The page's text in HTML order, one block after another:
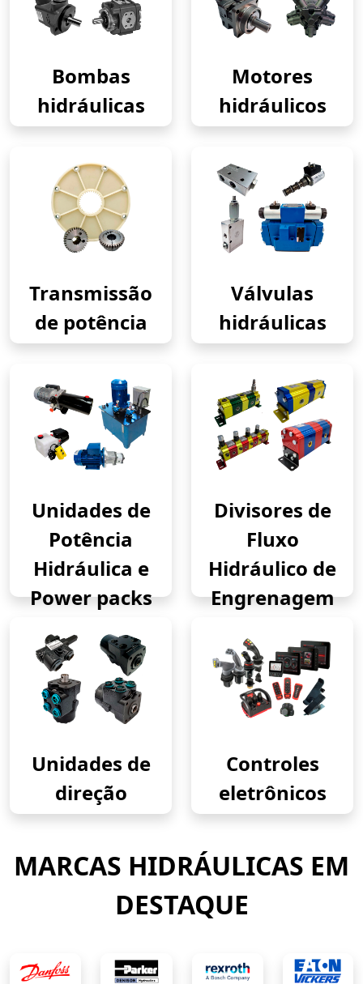
Bombas
hidráulicas
Motores
hidráulicos
Transmissão
de potência
Válvulas
hidráulicas
Unidades de
Potência
Hidráulica e
Power packs
Divisores de
Fluxo
Hidráulico de
Engrenagem
Unidades de
direção
Controles
eletrônicos
MARCAS HIDRÁULICAS EM
DESTAQUE